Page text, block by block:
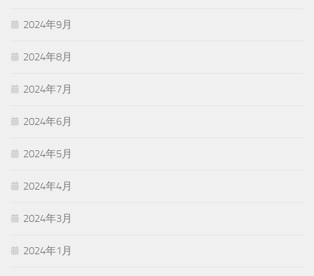
2024年9月
2024年8月
2024年7月
2024年6月
2024年5月
2024年4月
2024年3月
2024年1月